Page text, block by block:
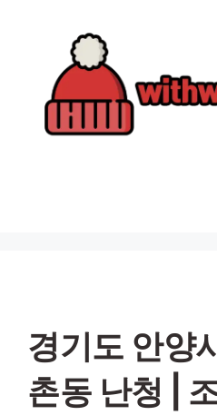
경기도 안양
촌동 난청 |